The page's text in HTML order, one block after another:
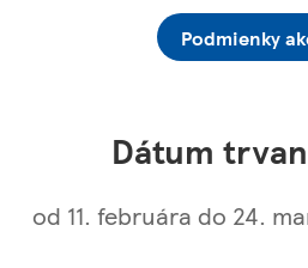
Podmienky
Dátum
od 11. februára do 24.